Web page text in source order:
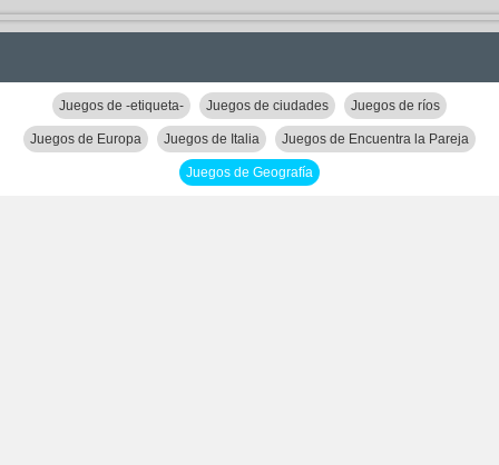
Juegos de -etiqueta- Juegos de ciudades Juegos de ríos
Juegos de Europa Juegos de Italia Juegos de Encuentra la Pareja
Juegos de Geografía